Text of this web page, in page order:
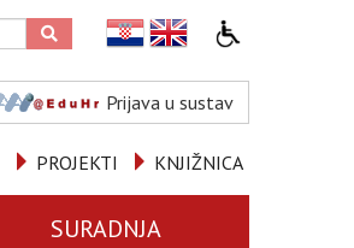
Prijava u sustav
KNJIŽNICA
PROJEKTI
SURADNJA